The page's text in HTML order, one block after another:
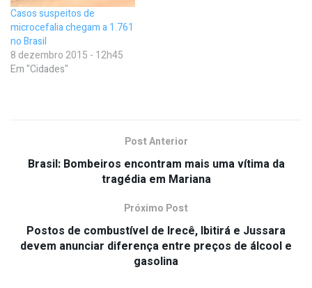
Casos suspeitos de
microcefalia chegam a 1.761
no Brasil
8 dezembro 2015 - 12h45
Em "Cidades"
Post Anterior
Brasil: Bombeiros encontram mais uma vítima da
tragédia em Mariana
Próximo Post
Postos de combustível de Irecê, Ibitirá e Jussara
devem anunciar diferença entre preços de álcool e
gasolina